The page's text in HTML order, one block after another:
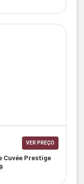
VER PREÇO
Cuvée Prestige